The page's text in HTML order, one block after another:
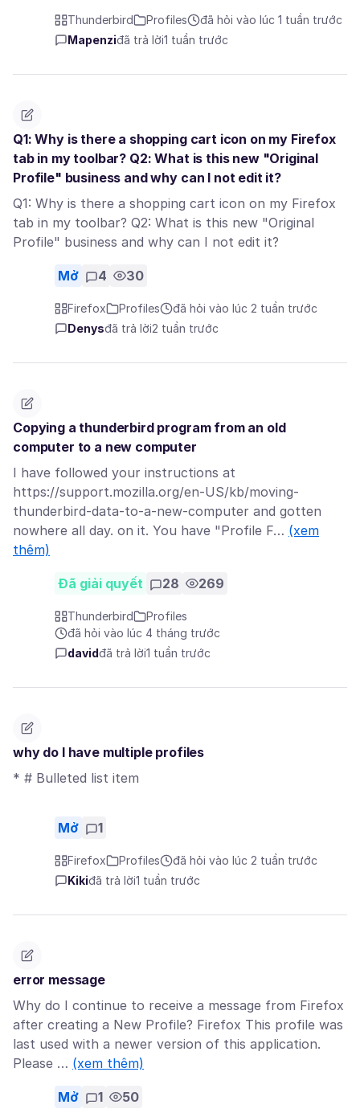
Thunderbird Profiles
đã hỏi vào lúc 1 tuần trước
Mapenziđã trả lời1 tuần trước
Q1: Why is there a shopping cart icon on my Firefox
tab in my toolbar? Q2: What is this new "Original
Profile" business and why can I not edit it?
Q1: Why is there a shopping cart icon on my Firefox
tab in my toolbar? Q2: What is this new "Original
Profile" business and why can I not edit it?
Mở 4 30
Firefox Profiles
đã hỏi vào lúc 2 tuần trước
Denysđã trả lời2 tuần trước
Copying a thunderbird program from an old
computer to a new computer
I have followed your instructions at
https://support.mozilla.org/en-US/kb/moving-
thunderbird-data-to-a-new-computer and gotten
nowhere all day. on it. You have "Profile F… (xem
thêm)
Đã giải quyết 28 269
Thunderbird
Profiles
đã hỏi vào lúc 4 tháng trước
davidđã trả lời1 tuần trước
why do I have multiple profiles
* # Bulleted list item
Mở 1
Firefox Profiles
đã hỏi vào lúc 2 tuần trước
Kikiđã trả lời1 tuần trước
error message
Why do I continue to receive a message from Firefox
after creating a New Profile? Firefox This profile was
last used with a newer version of this application.
Please … (xem thêm)
Mở 1 50